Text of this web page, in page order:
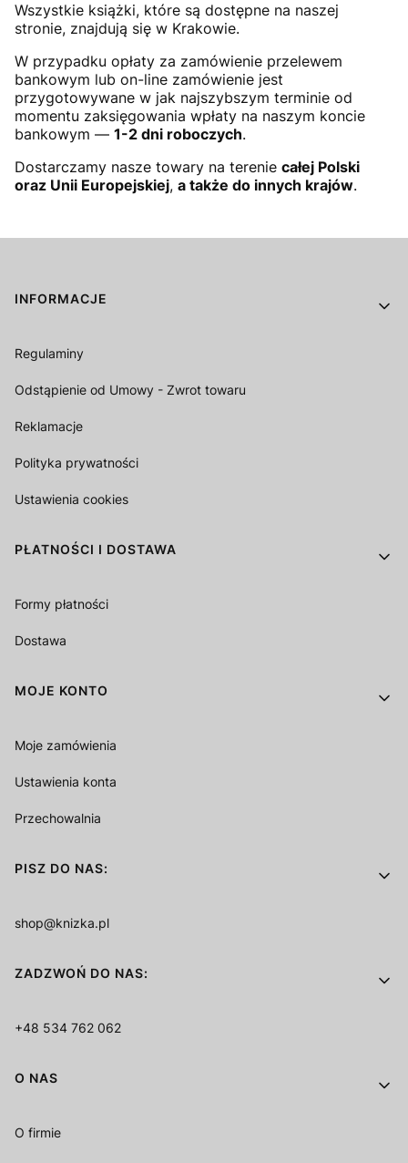
Wszystkie książki, które są dostępne na naszej
stronie, znajdują się w Krakowie.
W przypadku opłaty za zamówienie przelewem
bankowym lub on-line zamówienie jest
przygotowywane w jak najszybszym terminie od
momentu zaksięgowania wpłaty na naszym koncie
bankowym — 1-2 dni roboczych.
Dostarczamy nasze towary na terenie całej Polski
oraz Unii Europejskiej, a także do innych krajów.
Linki w stopce
INFORMACJE
Regulaminy
Odstąpienie od Umowy - Zwrot towaru
Reklamacje
Polityka prywatności
Ustawienia cookies
PŁATNOŚCI I DOSTAWA
Formy płatności
Dostawa
MOJE KONTO
Moje zamówienia
Ustawienia konta
Przechowalnia
PISZ DO NAS:
shop@knizka.pl
ZADZWOŃ DO NAS:
+48 534 762 062
O NAS
O firmie